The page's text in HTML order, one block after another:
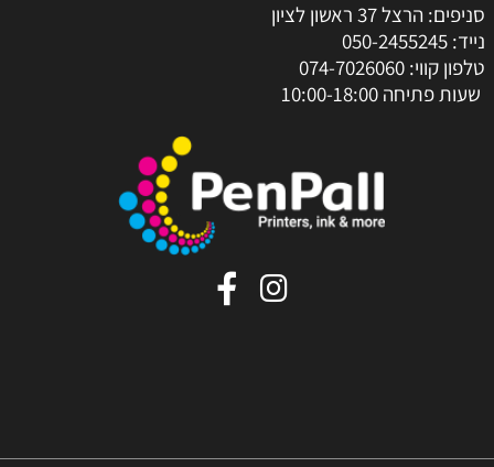
סניפים: הרצל 37 ראשון לציון
נייד: 050-2455245
טלפון קווי: 074-7026060
שעות פתיחה 10:00-18:00